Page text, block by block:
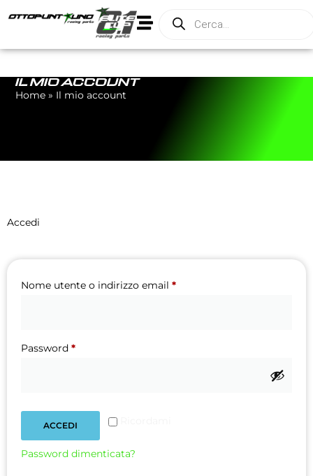
IL MIO ACCOUNT
Home » Il mio account
Accedi
Nome utente o indirizzo email *
Password *
ACCEDI
Password dimenticata?